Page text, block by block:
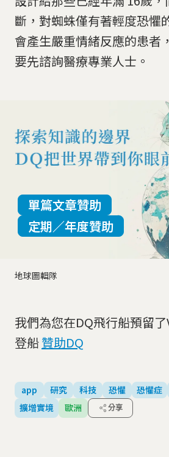
斷，對蜘蛛僅有著輕度恐懼
會產生嚴重情緒反應的患者
要先諮詢醫療專業人士。
地球圖輯隊
單篇文章贊助
定期／年度贊助
我們為您在DQ飛行船預留
登船贊助DQ
app 研究 科技 恐懼 恐懼症
擴增實境
歐洲 分享